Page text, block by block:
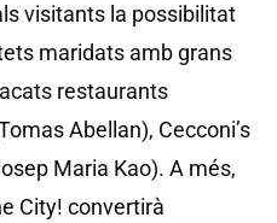
visitants la possibilitat
maridats amb grans
restaurants
Abellan), Cecconi’s
Maria Kao). A més,
City! convertirà